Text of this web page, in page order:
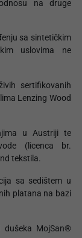
na druge
sa sintetičkim
uslovima ne
sertifikovanih
Lenzing Wood
u Austriji te
(licenca br.
tekstila.
sa sedištem u
platana na bazi
dušeka MojSan®